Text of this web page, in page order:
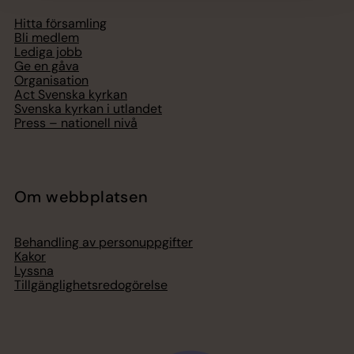
Hitta församling
Bli medlem
Lediga jobb
Ge en gåva
Organisation
Act Svenska kyrkan
Svenska kyrkan i utlandet
Press – nationell nivå
Om webbplatsen
Behandling av personuppgifter
Kakor
Lyssna
Tillgänglighetsredogörelse